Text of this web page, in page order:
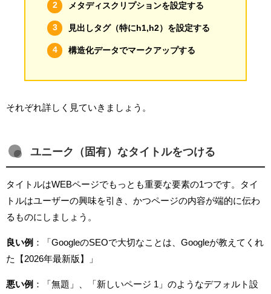
メタディスクリプションを設定する
見出しタグ（特にh1,h2）を設定する
構造化データでマークアップする
それぞれ詳しく見ていきましょう。
ユニーク（固有）なタイトルをつける
タイトルはWEBページでもっとも重要な要素の1つです。タイ
トルはユーザーの興味を引き、かつページの内容が端的に伝わ
るものにしましょう。
良い例 ：「GoogleのSEOで大切なことは、Googleが教えてくれ
た【2026年最新版】」
悪い例 ：「無題」、「新しいページ 1」のようなデフォルト設